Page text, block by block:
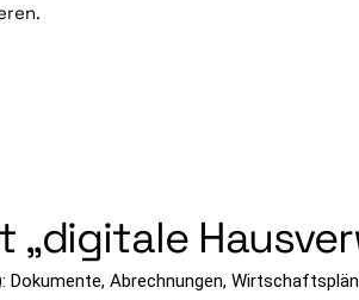
„digitale
Dokumente, Abrechnungen,